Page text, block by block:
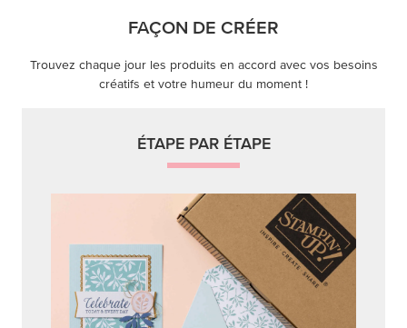
FAÇON DE CRÉER
Trouvez chaque jour les produits en accord avec vos besoins
créatifs et votre humeur du moment !
ÉTAPE PAR ÉTAPE